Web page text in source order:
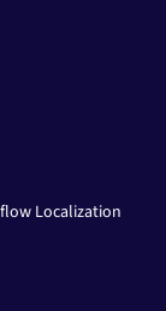
Localization